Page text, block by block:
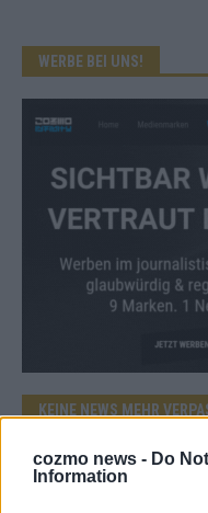
cozmo news - Do
Information
WERBE BEI UNS!
KEINE NEWS MEHR